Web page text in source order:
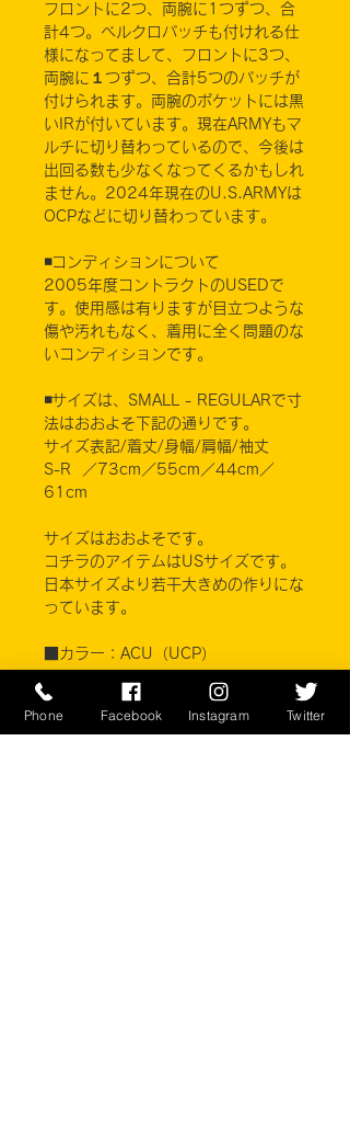
フロントに2つ、両腕に1つずつ、合
計4つ。ベルクロパッチも付けれる仕
様になってまして、フロントに3つ、
両腕に１つずつ、合計5つのパッチが
付けられます。両腕のポケットには黒
いIRが付いています。現在ARMYもマ
ルチに切り替わっているので、今後は
出回る数も少なくなってくるかもしれ
ません。2024年現在のU.S.ARMYは
OCPなどに切り替わっています。
◾️コンディションについて
2005年度コントラクトのUSEDで
す。使用感は有りますが目立つような
傷や汚れもなく、着用に全く問題のな
いコンディションです。
◾️サイズは、SMALL - REGULARで寸
法はおおよそ下記の通りです。
サイズ表記/着丈/身幅/肩幅/袖丈
S-R ／73cm／55cm／44cm／
61cm
サイズはおおよそです。
コチラのアイテムはUSサイズです。
日本サイズより若干大きめの作りにな
っています。
■カラー：ACU（UCP）
素材 FR RAYON 50% PARA-
ARAMID 25% NYLON 10%
Phone Facebook Instagram Twitter